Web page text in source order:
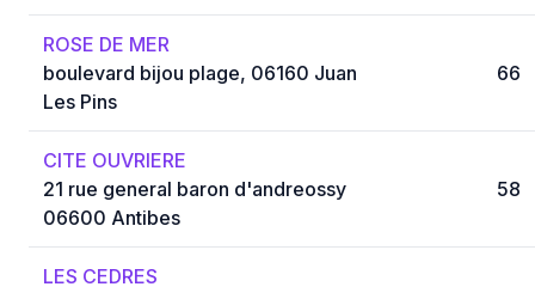
ROSE DE MER
boulevard bijou plage, 06160 Juan
Les Pins
66
CITE OUVRIERE
21 rue general baron d'andreossy
06600 Antibes
58
LES CEDRES